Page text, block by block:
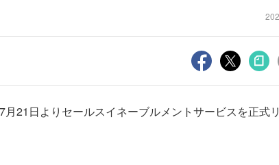
21日よりセールスイネーブルメントサービスを正式